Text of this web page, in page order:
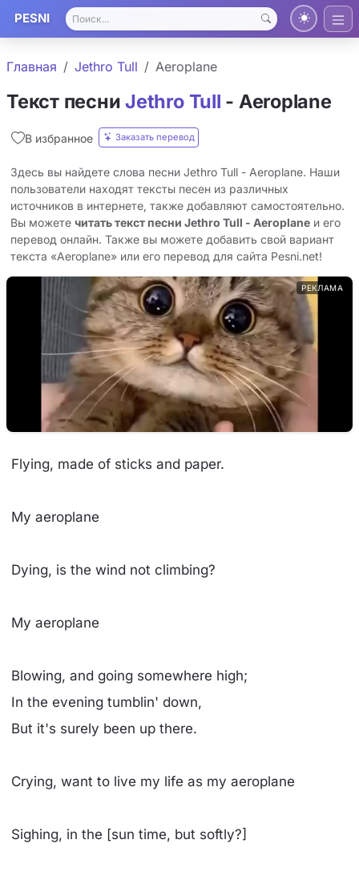
PESNI
Главная Jethro Tull Aeroplane
Текст песниJethro Tull - Aeroplane
В избранное Заказать перевод
Здесь вы найдете слова песни Jethro Tull - Aeroplane. Наши
пользователи находят тексты песен из различных
источников в интернете, также добавляют самостоятельно.
Вы можете читать текст песни Jethro Tull - Aeroplane и его
перевод онлайн. Также вы можете добавить свой вариант
текста «Aeroplane» или его перевод для сайта Pesni.net!
РЕКЛАМА
Flying, made of sticks and paper.
My aeroplane
Dying, is the wind not climbing?
My aeroplane
Blowing, and going somewhere high;
In the evening tumblin' down,
But it's surely been up there.
Crying, want to live my life as my aeroplane
Sighing, in the [sun time, but softly?]